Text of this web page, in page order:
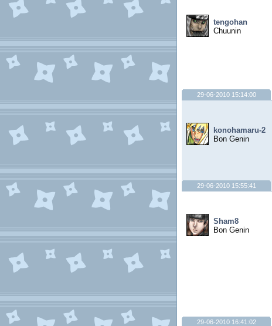
tengohan
Chuunin
29-06-2010 15:14:00
konohamaru-2
Bon Genin
29-06-2010 15:55:41
Sham8
Bon Genin
29-06-2010 16:41:02